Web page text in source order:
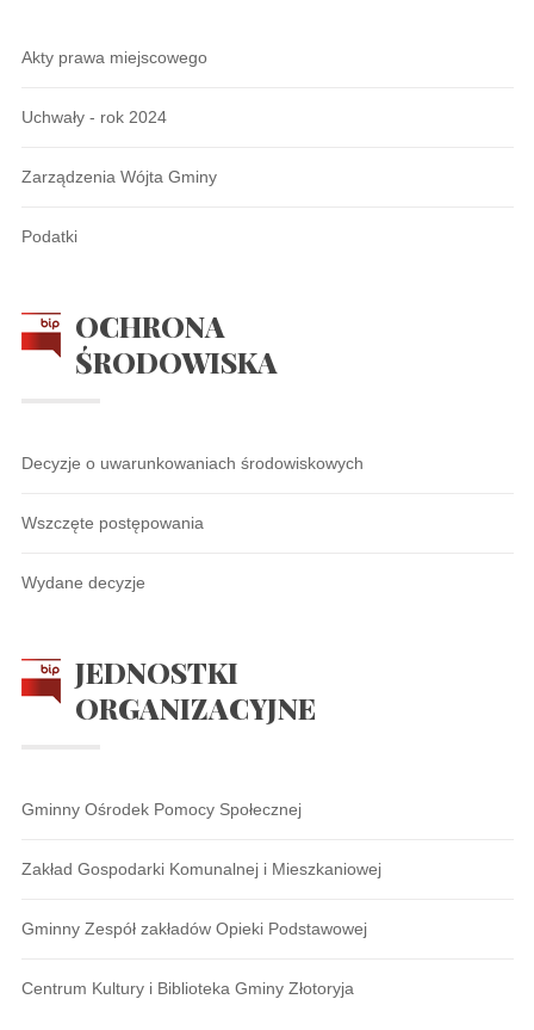
Akty prawa miejscowego
Uchwały - rok 2024
Zarządzenia Wójta Gminy
Podatki
OCHRONA
ŚRODOWISKA
Decyzje o uwarunkowaniach środowiskowych
Wszczęte postępowania
Wydane decyzje
JEDNOSTKI
ORGANIZACYJNE
Gminny Ośrodek Pomocy Społecznej
Zakład Gospodarki Komunalnej i Mieszkaniowej
Gminny Zespół zakładów Opieki Podstawowej
Centrum Kultury i Biblioteka Gminy Złotoryja